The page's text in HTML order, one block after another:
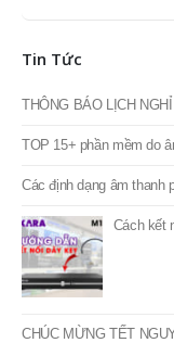
Tin Tức
THÔNG BÁO LỊCH
TOP 15+ phần mềm do
Các định dạng âm thanh
Cách kết
CHÚC MỪNG TẾT